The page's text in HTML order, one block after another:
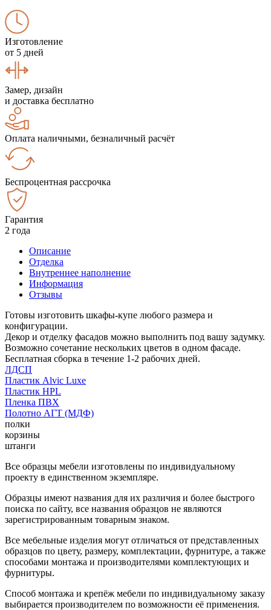
Изготовление
от 5 дней
Замер, дизайн
и доставка бесплатно
Оплата наличными, безналичный расчёт
Беспроцентная рассрочка
Гарантия
2 года
Описание
Отделка
Внутреннее наполнение
Информация
Отзывы
Готовы изготовить шкафы-купе любого размера и
конфигурации.
Декор и отделку фасадов можно выполнить под вашу задумку.
Возможно сочетание нескольких цветов в одном фасаде.
Бесплатная сборка в течение 1-2 рабочих дней.
ЛДСП
Пластик Alvic Luxe
Пластик HPL
Пленка ПВХ
Полотно АГТ (МДФ)
полки
корзины
штанги
Все образцы мебели изготовлены по индивидуальному
проекту в единственном экземпляре.
Образцы имеют названия для их различия и более быстрого
поиска по сайту, все названия образцов не являются
зарегистрированным товарным знаком.
Все мебельные изделия могут отличаться от представленных
образцов по цвету, размеру, комплектации, фурнитуре, а также
способами монтажа и производителями комплектующих и
фурнитуры.
Способ монтажа и крепёж мебели по индивидуальному заказу
выбирается производителем по возможности её применения.